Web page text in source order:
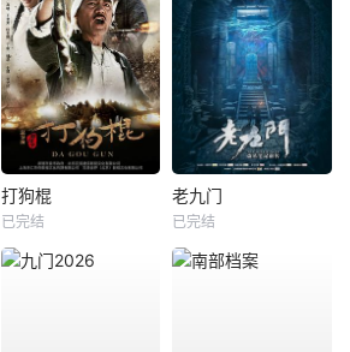
打狗棍
已完结
老九门
已完结